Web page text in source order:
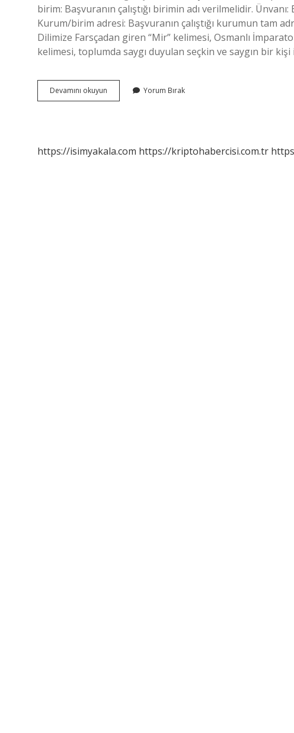
birim: Başvuranın çalıştığı birimin adı verilmelidir.
Kurum/birim adresi: Başvuranın çalıştığı kurumun tam
Dilimize Farsçadan giren “Mir” kelimesi, Osmanlı
kelimesi, toplumda saygı duyulan seçkin ve saygın bir
Devamını okuyun
Ne
Yorum Bırak
https://isimyakala.com https://kriptohabercisi.com.tr